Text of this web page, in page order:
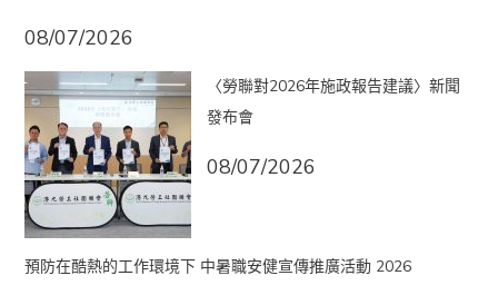
08/07/2026
〈勞聯對2026年施政報告建議〉新聞
發布會
08/07/2026
預防在酷熱的工作環境下 中暑職安健宣傳推廣活動 2026